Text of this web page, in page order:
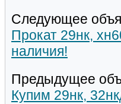
Следующее
Прокат 29нк,
наличия!
Предыдущее
Купим 29нк,